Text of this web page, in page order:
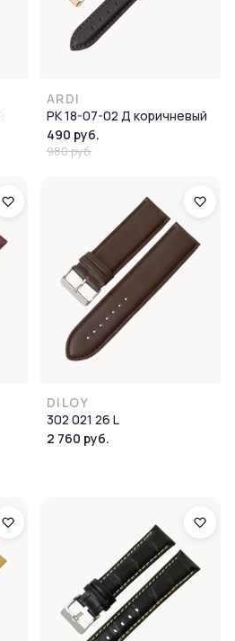
ARDI
РК 18-07-02 Д коричневый
490 руб.
980 руб.
DILOY
302 021 26 L
2 760 руб.